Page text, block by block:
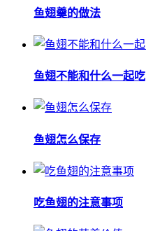
鱼翅羹的做法
鱼翅不能和什么一起吃
鱼翅怎么保存
吃鱼翅的注意事项